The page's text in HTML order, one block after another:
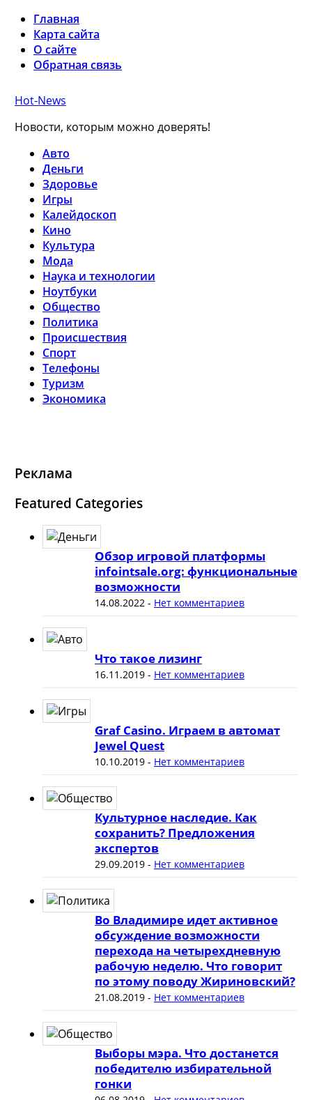
Главная
Карта сайта
О сайте
Обратная связь
Hot-News
Новости, которым можно доверять!
Авто
Деньги
Здоровье
Игры
Калейдоскоп
Кино
Культура
Мода
Наука и технологии
Ноутбуки
Общество
Политика
Происшествия
Спорт
Телефоны
Туризм
Экономика
Реклама
Featured Categories
Обзор игровой платформы
infointsale.org: функциональные
возможности
14.08.2022- Нет комментариев
Что такое лизинг
16.11.2019- Нет комментариев
Graf Casino. Играем в автомат
Jewel Quest
10.10.2019- Нет комментариев
Культурное наследие. Как
сохранить? Предложения
экспертов
29.09.2019- Нет комментариев
Во Владимире идет активное
обсуждение возможности
перехода на четырехдневную
рабочую неделю. Что говорит
по этому поводу Жириновский?
21.08.2019- Нет комментариев
Выборы мэра. Что достанется
победителю избирательной
гонки